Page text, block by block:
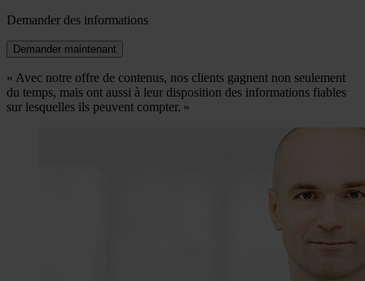
Demander des informations
Demander maintenant
« Avec notre offre de contenus, nos clients gagnent non seulement
du temps, mais ont aussi à leur disposition des informations fiables
sur lesquelles ils peuvent compter. »